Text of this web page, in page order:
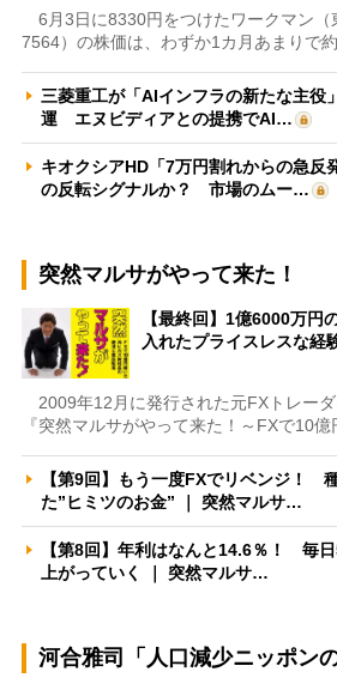
6月3日に8330円をつけたワークマン（
7564）の株価は、わずか1カ月あまりで
三菱重工が「AIインフラの新たな主役
運 エヌビディアとの提携でAI…
キオクシアHD「7万円割れからの急反
の反転シグナルか？ 市場のムー…
突然マルサがやって来た！
【最終回】1億6000万円
入れたプライスレスな
2009年12月に発行された元FXトレー
『突然マルサがやって来た！～FXで10億
【第9回】もう一度FXでリベンジ！
た”ヒミツのお金” ｜ 突然マルサ…
【第8回】年利はなんと14.6％！ 毎
上がっていく ｜ 突然マルサ…
河合雅司「人口減少ニッポンの